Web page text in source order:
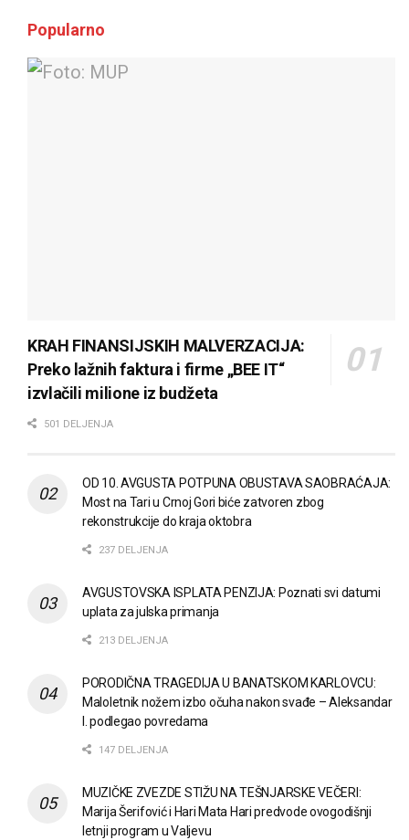
Popularno
KRAH FINANSIJSKIH MALVERZACIJA:
Preko lažnih faktura i firme „BEE IT“
izvlačili milione iz budžeta
501 DELJENJA
OD 10. AVGUSTA POTPUNA OBUSTAVA SAOBRAĆAJA:
Most na Tari u Crnoj Gori biće zatvoren zbog
rekonstrukcije do kraja oktobra
237 DELJENJA
AVGUSTOVSKA ISPLATA PENZIJA: Poznati svi datumi
uplata za julska primanja
213 DELJENJA
PORODIČNA TRAGEDIJA U BANATSKOM KARLOVCU:
Maloletnik nožem izbo očuha nakon svađe – Aleksandar
I. podlegao povredama
147 DELJENJA
MUZIČKE ZVEZDE STIŽU NA TEŠNJARSKE VEČERI:
Marija Šerifović i Hari Mata Hari predvode ovogodišnji
letnji program u Valjevu